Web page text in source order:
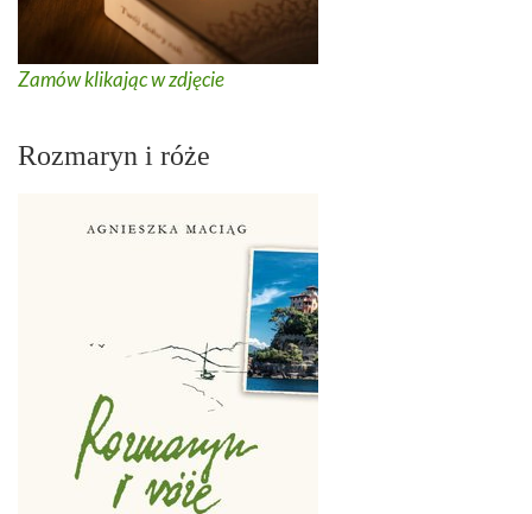
Zamów klikając w zdjęcie
Rozmaryn i róże